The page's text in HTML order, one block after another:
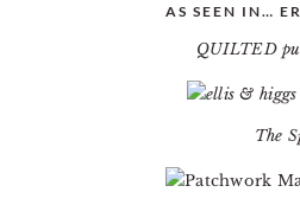
AS SEEN IN…
QUILTED
The